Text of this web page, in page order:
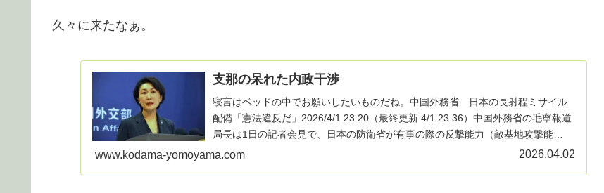
久々に来たなぁ。
支那の呆れた内政干渉
寝言はベッドの中でお願いしたいものだね。中国外務省 日本の長射程ミサイル
配備「憲法違反だ」2026/4/1 23:20（最終更新 4/1 23:36）中国外務省の毛寧報道
局長は1日の記者会見で、日本の防衛省が有事の際の反撃能力（敵基地攻撃能…
www.kodama-yomoyama.com 2026.04.02